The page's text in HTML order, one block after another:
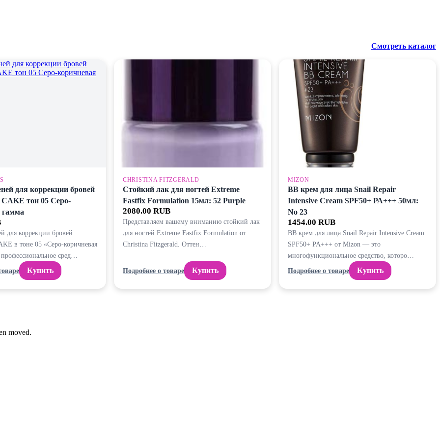
Смотреть каталог
для коррекции бровей
тон 05 Серо-
гамма
для коррекции бровей
в тоне 05 «Серо-коричневая
сред…
Купить
CHRISTINA FITZGERALD
Стойкий лак для ногтей Extreme
Fastfix Formulation 15мл: 52 Purple
2080.00 RUB
Представляем вашему вниманию стойкий лак
для ногтей Extreme Fastfix Formulation от
Christina Fitzgerald. Оттен…
Подробнее о товаре Купить
MIZON
BB крем для лица Snail Repair
Intensive Cream SPF50+ РА+++ 50мл:
No 23
1454.00 RUB
BB крем для лица Snail Repair Intensive Cream
SPF50+ PA+++ от Mizon — это
многофункциональное средство, которо…
Подробнее о товаре
Купить
moved.